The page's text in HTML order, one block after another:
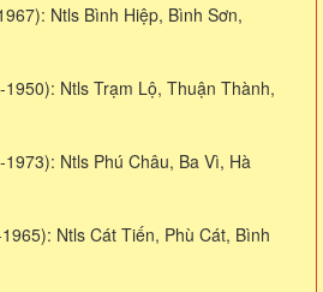
Ntls Bình Hiệp, Bình Sơn,
Ntls Trạm Lộ, Thuận Thành,
Ntls Phú Châu, Ba Vì, Hà
Ntls Cát Tiến, Phù Cát, Bình